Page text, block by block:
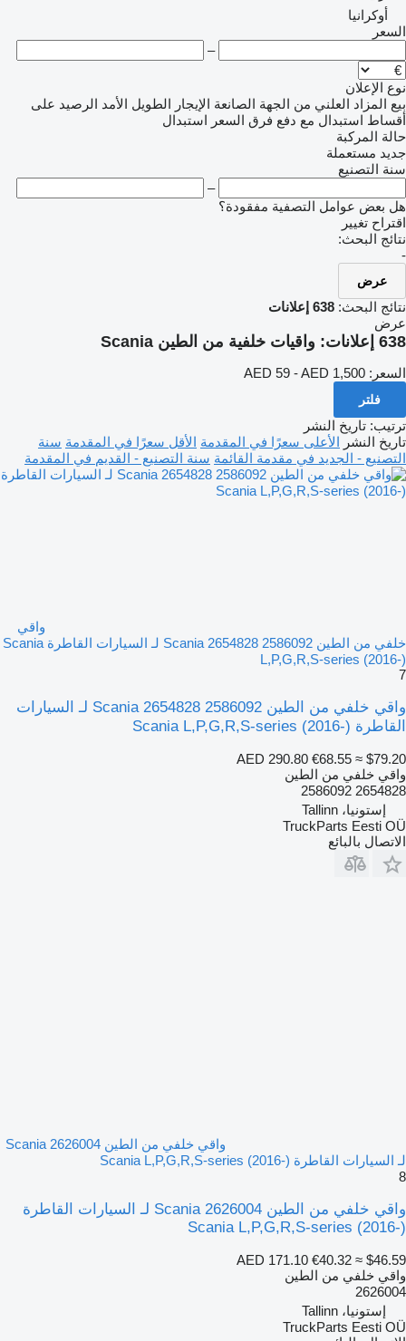
أوكرانيا
السعر
–
نوع الإعلان
بيع المزاد العلني من الجهة الصانعة الإيجار الطويل الأمد الرصيد على
أقساط استبدال مع دفع فرق السعر استبدال
حالة المركبة
جديد مستعملة
سنة التصنيع
–
هل بعض عوامل التصفية مفقودة؟
اقتراح تغيير
نتائج البحث:
-
عرض
نتائج البحث: 638 إعلانات
عرض
638 إعلانات: واقيات خلفية من الطين Scania
السعر: AED 59 - AED 1,500
فلتر
ترتيب: تاريخ النشر
تاريخ النشر الأعلى سعرًا في المقدمة الأقل سعرًا في المقدمة سنة
التصنيع - الجديد في مقدمة القائمة سنة التصنيع - القديم في المقدمة
واقي
خلفي من الطين Scania 2654828 2586092 لـ السيارات القاطرة Scania
L,P,G,R,S-series (2016-)
7
واقي خلفي من الطين Scania 2654828 2586092 لـ السيارات
القاطرة Scania L,P,G,R,S-series (2016-)
AED 290.80 €68.55 ≈ $79.20
واقي خلفي من الطين
2654828 2586092
إستونيا، Tallinn
TruckParts Eesti OÜ
الاتصال بالبائع
واقي خلفي من الطين Scania 2626004
لـ السيارات القاطرة Scania L,P,G,R,S-series (2016-)
8
واقي خلفي من الطين Scania 2626004 لـ السيارات القاطرة
Scania L,P,G,R,S-series (2016-)
AED 171.10 €40.32 ≈ $46.59
واقي خلفي من الطين
2626004
إستونيا، Tallinn
TruckParts Eesti OÜ